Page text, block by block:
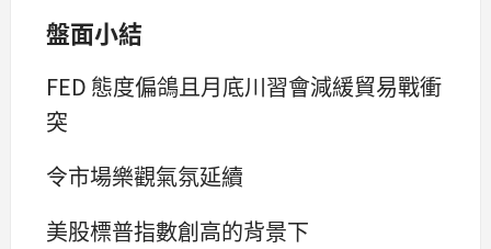
盤面小結
FED 態度偏鴿且月底川習會減緩貿易戰衝
突
令市場樂觀氣氛延續
美股標普指數創高的背景下